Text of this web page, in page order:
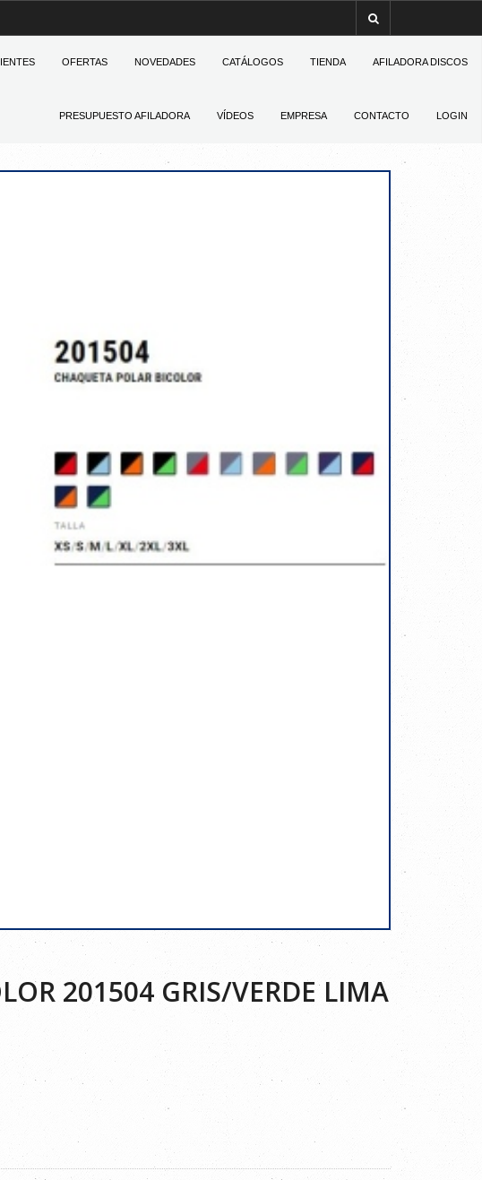
OFERTAS NOVEDADES CATÁLOGOS TIENDA AFILADORA DISCOS
PRESUPUESTO AFILADORA VÍDEOS EMPRESA CONTACTO LOGIN
201504 GRIS/VERDE LIMA